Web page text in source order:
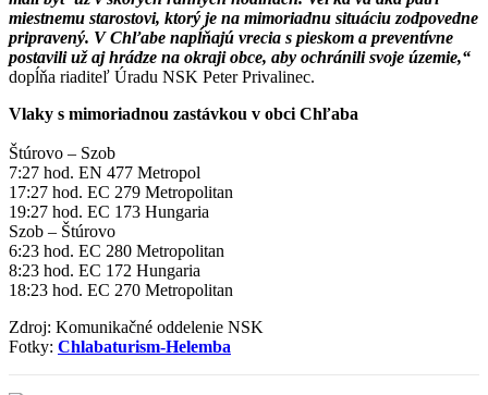
miestnemu starostovi, ktorý je na mimoriadnu situáciu zodpovedne
pripravený. V Chľabe napĺňajú vrecia s pieskom a preventívne
postavili už aj hrádze na okraji obce, aby ochránili svoje územie,“
dopĺňa riaditeľ Úradu NSK Peter Privalinec.
Vlaky s mimoriadnou zastávkou v obci Chľaba
Štúrovo – Szob
7:27 hod. EN 477 Metropol
17:27 hod. EC 279 Metropolitan
19:27 hod. EC 173 Hungaria
Szob – Štúrovo
6:23 hod. EC 280 Metropolitan
8:23 hod. EC 172 Hungaria
18:23 hod. EC 270 Metropolitan
Zdroj: Komunikačné oddelenie NSK
Fotky: Chlabaturism-Helemba